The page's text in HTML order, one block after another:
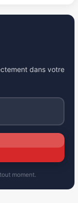
dans votre
moment.